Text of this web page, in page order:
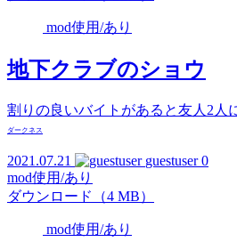
mod使用/あり
地下クラブのショウ
割りの良いバイトがあると友人2人
ダークネス
2021.07.21 guestuser 0
mod使用/あり
ダウンロード（4 MB）
mod使用/あり